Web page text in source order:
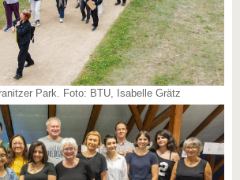
Park. Foto: BTU, Isabelle Grätz